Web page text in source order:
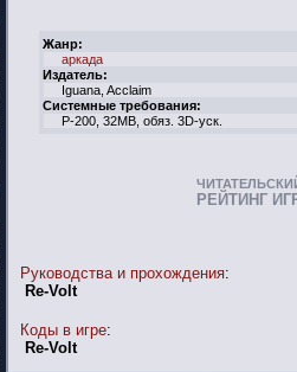
Жанр:
аркада
Издатель:
Iguana, Acclaim
Системные требования:
P-200, 32MB, обяз. 3D-уск.
РЕЙТИНГ
Руководства и прохождения:
Re-Volt
Коды в игре:
Re-Volt